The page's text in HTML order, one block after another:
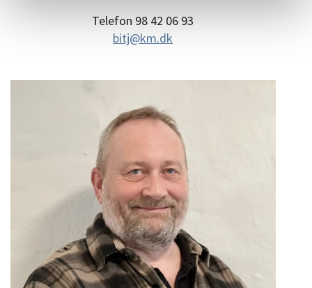
Telefon 98 42 06 93
bitj@km.dk